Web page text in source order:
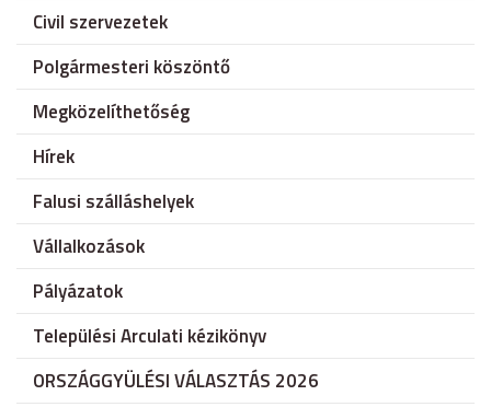
Civil szervezetek
Polgármesteri köszöntő
Megközelíthetőség
Hírek
Falusi szálláshelyek
Vállalkozások
Pályázatok
Települési Arculati kézikönyv
ORSZÁGGYÜLÉSI VÁLASZTÁS 2026